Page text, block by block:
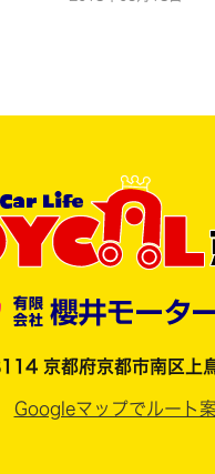
京都府京都市南区上
Googleマップでルート